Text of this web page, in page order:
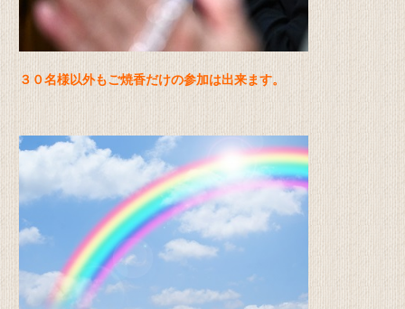
３０名様以外もご焼香だけの参加は出来ます。